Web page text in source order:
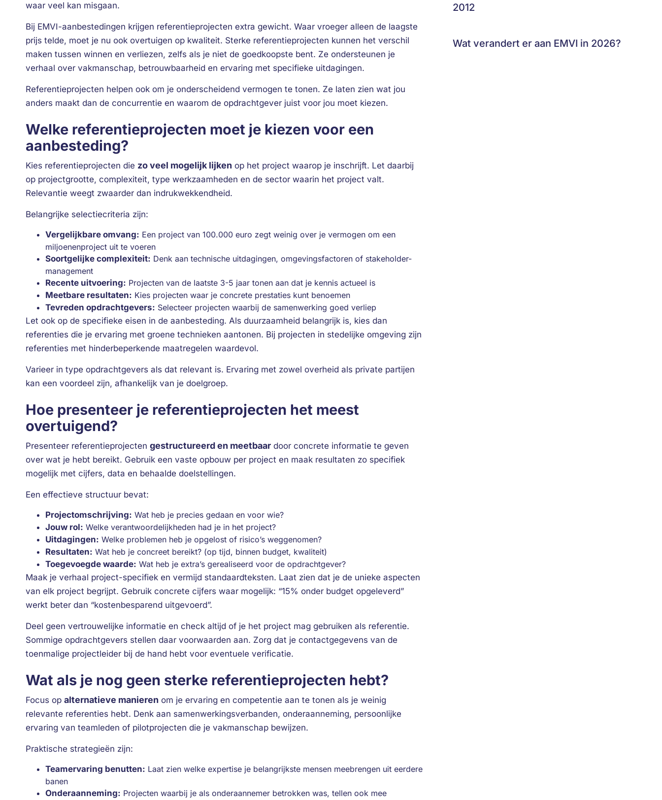
waar veel kan misgaan.
Bij EMVI-aanbestedingen krijgen referentieprojecten extra gewicht. Waar vroeger alleen de laagste
prijs telde, moet je nu ook overtuigen op kwaliteit. Sterke referentieprojecten kunnen het verschil
maken tussen winnen en verliezen, zelfs als je niet de goedkoopste bent. Ze ondersteunen je
verhaal over vakmanschap, betrouwbaarheid en ervaring met specifieke uitdagingen.
Referentieprojecten helpen ook om je onderscheidend vermogen te tonen. Ze laten zien wat jou
anders maakt dan de concurrentie en waarom de opdrachtgever juist voor jou moet kiezen.
Welke referentieprojecten moet je kiezen voor een
aanbesteding?
Kies referentieprojecten die zo veel mogelijk lijken op het project waarop je inschrijft. Let daarbij
op projectgrootte, complexiteit, type werkzaamheden en de sector waarin het project valt.
Relevantie weegt zwaarder dan indrukwekkendheid.
Belangrijke selectiecriteria zijn:
Vergelijkbare omvang: Een project van 100.000 euro zegt weinig over je vermogen om een
miljoenenproject uit te voeren
Soortgelijke complexiteit: Denk aan technische uitdagingen, omgevingsfactoren of stakeholder-
management
Recente uitvoering: Projecten van de laatste 3-5 jaar tonen aan dat je kennis actueel is
Meetbare resultaten: Kies projecten waar je concrete prestaties kunt benoemen
Tevreden opdrachtgevers: Selecteer projecten waarbij de samenwerking goed verliep
Let ook op de specifieke eisen in de aanbesteding. Als duurzaamheid belangrijk is, kies dan
referenties die je ervaring met groene technieken aantonen. Bij projecten in stedelijke omgeving zijn
referenties met hinderbeperkende maatregelen waardevol.
Varieer in type opdrachtgevers als dat relevant is. Ervaring met zowel overheid als private partijen
kan een voordeel zijn, afhankelijk van je doelgroep.
Hoe presenteer je referentieprojecten het meest
overtuigend?
Presenteer referentieprojecten gestructureerd en meetbaar door concrete informatie te geven
over wat je hebt bereikt. Gebruik een vaste opbouw per project en maak resultaten zo specifiek
mogelijk met cijfers, data en behaalde doelstellingen.
Een effectieve structuur bevat:
Projectomschrijving: Wat heb je precies gedaan en voor wie?
Jouw rol: Welke verantwoordelijkheden had je in het project?
Uitdagingen: Welke problemen heb je opgelost of risico’s weggenomen?
Resultaten: Wat heb je concreet bereikt? (op tijd, binnen budget, kwaliteit)
Toegevoegde waarde: Wat heb je extra’s gerealiseerd voor de opdrachtgever?
Maak je verhaal project-specifiek en vermijd standaardteksten. Laat zien dat je de unieke aspecten
van elk project begrijpt. Gebruik concrete cijfers waar mogelijk: “15% onder budget opgeleverd”
werkt beter dan “kostenbesparend uitgevoerd”.
Deel geen vertrouwelijke informatie en check altijd of je het project mag gebruiken als referentie.
Sommige opdrachtgevers stellen daar voorwaarden aan. Zorg dat je contactgegevens van de
toenmalige projectleider bij de hand hebt voor eventuele verificatie.
Wat als je nog geen sterke referentieprojecten hebt?
Focus op alternatieve manieren om je ervaring en competentie aan te tonen als je weinig
relevante referenties hebt. Denk aan samenwerkingsverbanden, onderaanneming, persoonlijke
ervaring van teamleden of pilotprojecten die je vakmanschap bewijzen.
Praktische strategieën zijn:
Teamervaring benutten: Laat zien welke expertise je belangrijkste mensen meebrengen uit eerdere
banen
Onderaanneming: Projecten waarbij je als onderaannemer betrokken was, tellen ook mee
2012
Wat verandert er aan EMVI in 2026?